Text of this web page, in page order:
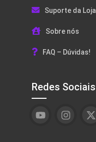
Suporte da Loja
Sobre nós
FAQ – Dúvidas!
Redes Sociais